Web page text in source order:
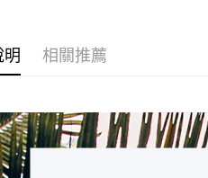
明 相關推薦